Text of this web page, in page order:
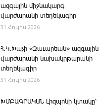
ազգային միջնակարգ
վարժարանի տեղեկագիր
31 Հուլիս 2026
Հ․Կ․Խաչի «Զաւարեան» ազգային
վարժարանի նախակրթարանի
տեղեկագիր
31 Հուլիս 2026
ԽՄԲԱԳՐԱԿԱՆ ­Լիզպոնի կտակը՝